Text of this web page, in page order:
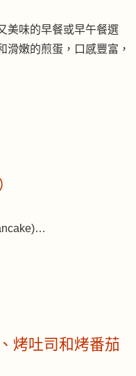
美味的早餐或早午餐選
滑嫩的煎蛋，口感豐富，
烤吐司和烤番茄